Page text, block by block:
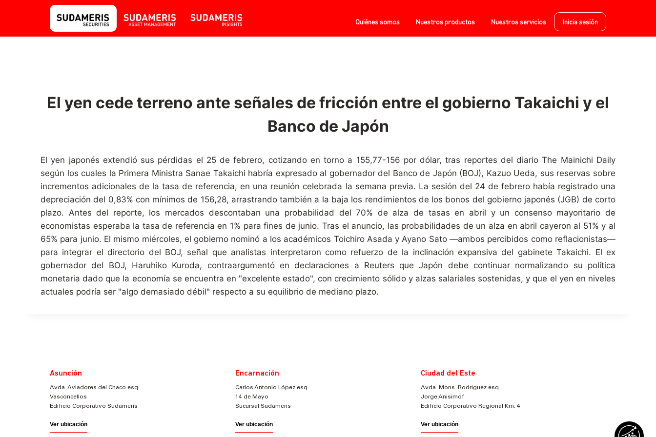
Quiénes somos Nuestros productos Nuestros servicios Inicia sesión
El yen cede terreno ante señales de fricción entre el gobierno Takaichi y el
Banco de Japón
El yen japonés extendió sus pérdidas el 25 de febrero, cotizando en torno a 155,77-156 por dólar, tras reportes del diario The Mainichi Daily
según los cuales la Primera Ministra Sanae Takaichi habría expresado al gobernador del Banco de Japón (BOJ), Kazuo Ueda, sus reservas sobre
incrementos adicionales de la tasa de referencia, en una reunión celebrada la semana previa. La sesión del 24 de febrero había registrado una
depreciación del 0,83% con mínimos de 156,28, arrastrando también a la baja los rendimientos de los bonos del gobierno japonés (JGB) de corto
plazo. Antes del reporte, los mercados descontaban una probabilidad del 70% de alza de tasas en abril y un consenso mayoritario de
economistas esperaba la tasa de referencia en 1% para fines de junio. Tras el anuncio, las probabilidades de un alza en abril cayeron al 51% y al
65% para junio. El mismo miércoles, el gobierno nominó a los académicos Toichiro Asada y Ayano Sato —ambos percibidos como reflacionistas—
para integrar el directorio del BOJ, señal que analistas interpretaron como refuerzo de la inclinación expansiva del gabinete Takaichi. El ex
gobernador del BOJ, Haruhiko Kuroda, contraargumentó en declaraciones a Reuters que Japón debe continuar normalizando su política
monetaria dado que la economía se encuentra en "excelente estado", con crecimiento sólido y alzas salariales sostenidas, y que el yen en niveles
actuales podría ser "algo demasiado débil" respecto a su equilibrio de mediano plazo.
Asunción
Avda. Aviadores del Chaco esq.
Vasconcellos
Edificio Corporativo Sudameris
Ver ubicación
Encarnación
Carlos Antonio López esq.
14 de Mayo
Sucursal Sudameris
Ver ubicación
Ciudad del Este
Avda. Mons. Rodriguez esq.
Jorge Anisimof
Edificio Corporativo Regional Km. 4
Ver ubicación